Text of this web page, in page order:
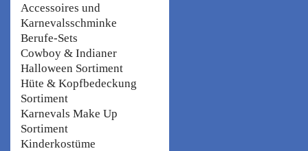
Accessoires und
Karnevalsschminke
Berufe-Sets
Cowboy & Indianer
Halloween Sortiment
Hüte & Kopfbedeckung
Sortiment
Karnevals Make Up
Sortiment
Kinderkostüme